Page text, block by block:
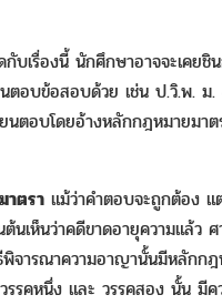
บเรื่องนี้ นักศึกษาอาจจะเคยชิ
อบข้อสอบด้วย เช่น ป.วิ.พ. ม
อบโดยอ้างหลักกฎหมายมาต
าตรา แม้ว่าคำตอบจะถูกต้อง
ต้นเห็นว่าคดีขาดอายุความแ
ารณาความอาญานั้นมีหลักกฎ
วรรคหนึ่ง และ วรรคสอง นั้